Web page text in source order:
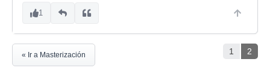
1
1 2
« Ir a Masterización